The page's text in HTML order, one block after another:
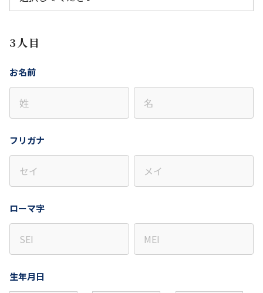
3人目
お名前
フリガナ
ローマ字
生年月日